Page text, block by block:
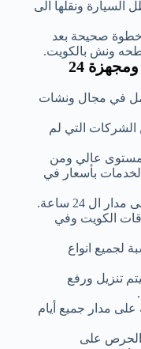
السيارة ونقلها الى
خطوة صحيحة بعد
ونش بالكويت.
سيارات ونش وسطحه معدة ومجهزة 24
في مجال ونشات
التي لم
عالي ومن
بأسعار في
24 ساعة.
الكويت وفي
لجميع انواع
تنزيل ورفع
تعمل 24 ساعة على مدار جميع أيام
على